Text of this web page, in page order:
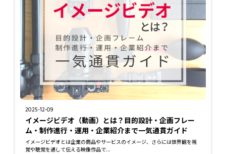
2025-12-09
イメージビデオ（動画）とは？目的設計・企画フレー
ム・制作進行・運用・企業紹介まで一気通貫ガイド
イメージビデオとは企業の商品やサービスのイメージ、さらには世界観を視
覚や聴覚を通して伝える映像作品で...